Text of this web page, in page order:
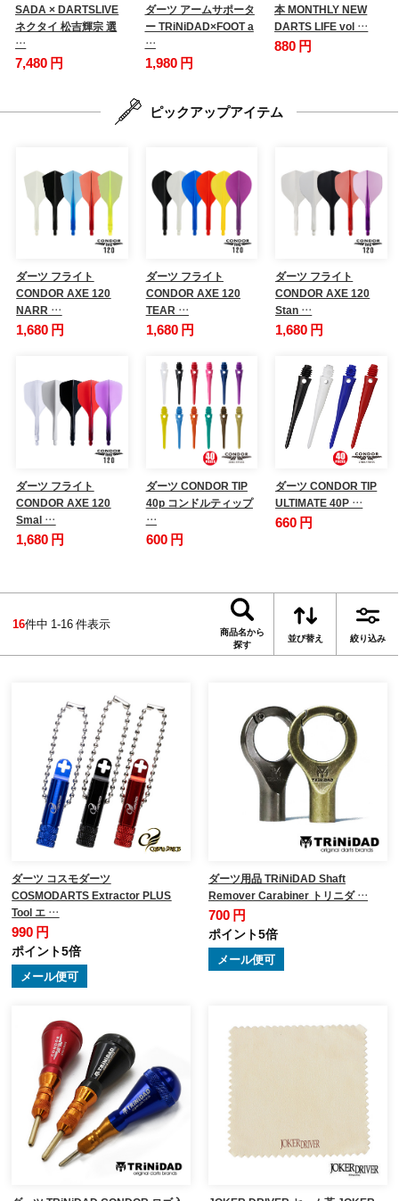
SADA × DARTSLIVE
ネクタイ 松吉輝宗 選
…
7,480 円
ダーツ アームサポータ
ー TRiNiDAD×FOOT a
…
1,980 円
本 MONTHLY NEW
DARTS LIFE vol …
880 円
ピックアップアイテム
ダーツ フライト
CONDOR AXE 120
NARR …
1,680 円
ダーツ フライト
CONDOR AXE 120
TEAR …
1,680 円
ダーツ フライト
CONDOR AXE 120
Stan …
1,680 円
ダーツ フライト
CONDOR AXE 120
Smal …
1,680 円
ダーツ CONDOR TIP
40p コンドルティップ
…
600 円
ダーツ CONDOR TIP
ULTIMATE 40P …
660 円
16件中 1-16 件表示
商品名から
探す
並び替え 絞り込み
ダーツ コスモダーツ
COSMODARTS Extractor PLUS
Tool エ …
990 円
ポイント5倍
メール便可
ダーツ用品 TRiNiDAD Shaft
Remover Carabiner トリニダ …
700 円
ポイント5倍
メール便可